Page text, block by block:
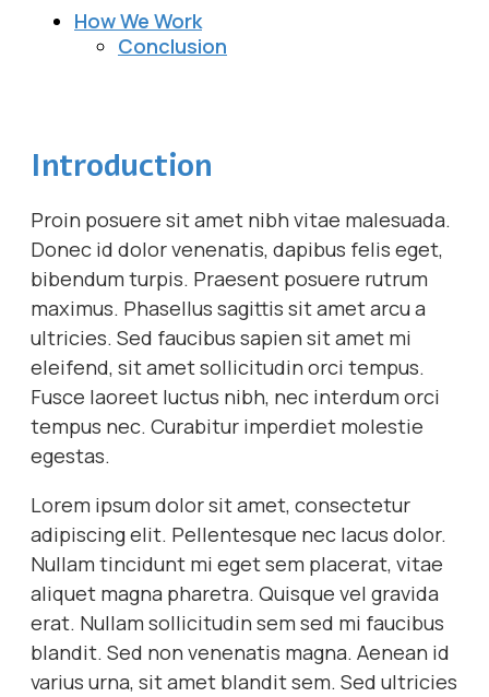
How We Work
Conclusion
Introduction
Proin posuere sit amet nibh vitae malesuada.
Donec id dolor venenatis, dapibus felis eget,
bibendum turpis. Praesent posuere rutrum
maximus. Phasellus sagittis sit amet arcu a
ultricies. Sed faucibus sapien sit amet mi
eleifend, sit amet sollicitudin orci tempus.
Fusce laoreet luctus nibh, nec interdum orci
tempus nec. Curabitur imperdiet molestie
egestas.
Lorem ipsum dolor sit amet, consectetur
adipiscing elit. Pellentesque nec lacus dolor.
Nullam tincidunt mi eget sem placerat, vitae
aliquet magna pharetra. Quisque vel gravida
erat. Nullam sollicitudin sem sed mi faucibus
blandit. Sed non venenatis magna. Aenean id
varius urna, sit amet blandit sem. Sed ultricies